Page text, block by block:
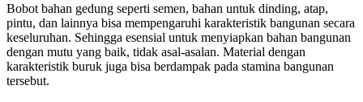
Bobot bahan gedung seperti semen, bahan untuk dinding, atap,
pintu, dan lainnya bisa mempengaruhi karakteristik bangunan secara
keseluruhan. Sehingga esensial untuk menyiapkan bahan bangunan
dengan mutu yang baik, tidak asal-asalan. Material dengan
karakteristik buruk juga bisa berdampak pada stamina bangunan
tersebut.